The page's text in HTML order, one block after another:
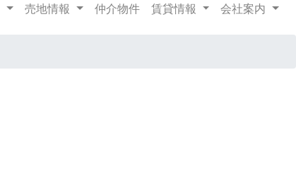
売地情報 仲介物件(current)
賃貸情報 会社案内